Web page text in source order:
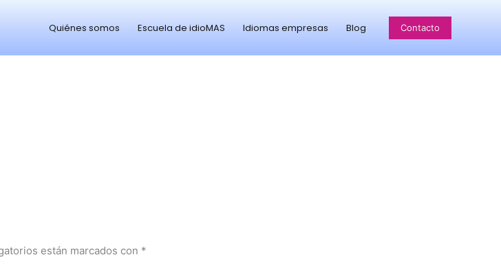
Quiénes somos Escuela de idioMAS Idiomas empresas Blog Contacto
están marcados con *